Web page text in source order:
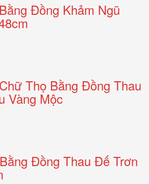
Đồng Khảm Ngũ
Thọ Bằng Đồng Thau
Vàng Mộc
Đồng Thau Đế Trơn